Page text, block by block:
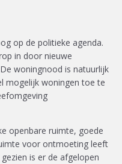
op de politieke agenda.
in door nieuwe
woningnood is natuurlijk
mogelijk woningen toe te
openbare ruimte, goede
voor ontmoeting leeft
is er de afgelopen